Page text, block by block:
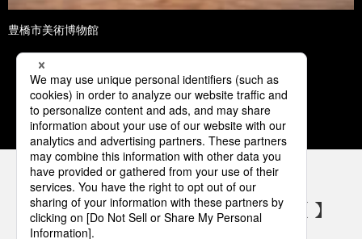
豊橋市美術博物館
1 2 3 4 5
パナソニックの電気設備 SNSアカウント